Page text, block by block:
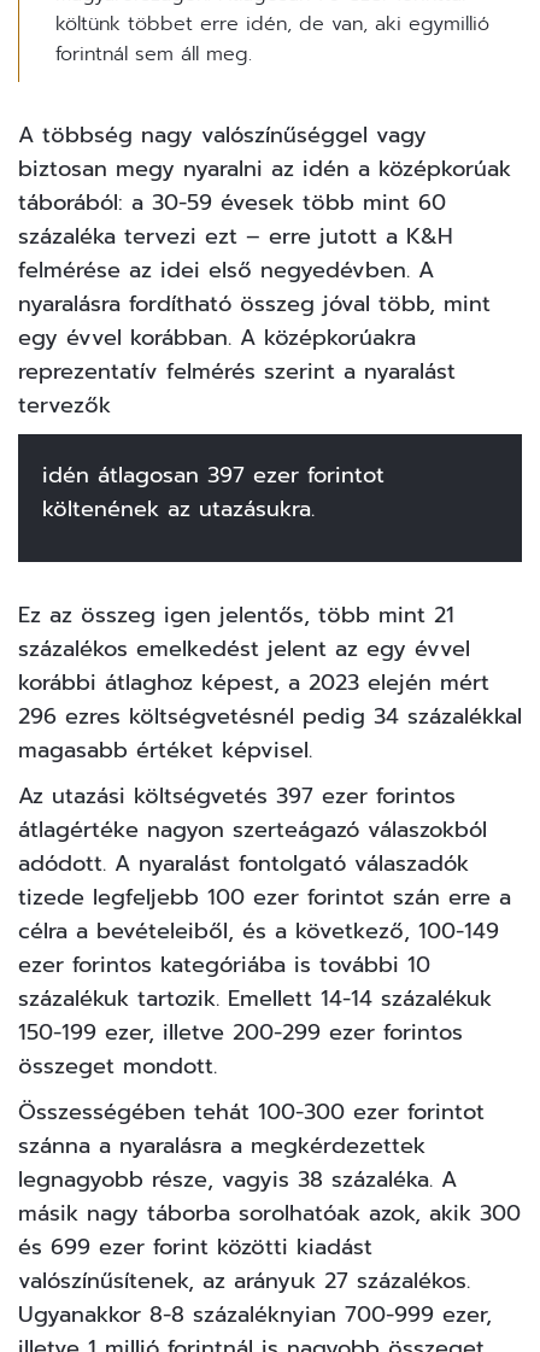
költünk többet erre idén, de van, aki egymillió
forintnál sem áll meg.
A többség nagy valószínűséggel vagy
biztosan megy nyaralni az idén a középkorúak
táborából: a 30-59 évesek több mint 60
százaléka tervezi ezt – erre jutott a K&H
felmérése az idei első negyedévben. A
nyaralásra fordítható összeg jóval több, mint
egy évvel korábban. A középkorúakra
reprezentatív felmérés szerint a nyaralást
tervezők
idén átlagosan 397 ezer forintot
költenének az utazásukra.
Ez az összeg igen jelentős, több mint 21
százalékos emelkedést jelent az egy évvel
korábbi átlaghoz képest, a 2023 elején mért
296 ezres költségvetésnél pedig 34 százalékkal
magasabb értéket képvisel.
Az utazási költségvetés 397 ezer forintos
átlagértéke nagyon szerteágazó válaszokból
adódott. A nyaralást fontolgató válaszadók
tizede legfeljebb 100 ezer forintot szán erre a
célra a bevételeiből, és a következő, 100-149
ezer forintos kategóriába is további 10
százalékuk tartozik. Emellett 14-14 százalékuk
150-199 ezer, illetve 200-299 ezer forintos
összeget mondott.
Összességében tehát 100-300 ezer forintot
szánna a nyaralásra a megkérdezettek
legnagyobb része, vagyis 38 százaléka. A
másik nagy táborba sorolhatóak azok, akik 300
és 699 ezer forint közötti kiadást
valószínűsítenek, az arányuk 27 százalékos.
Ugyanakkor 8-8 százaléknyian 700-999 ezer,